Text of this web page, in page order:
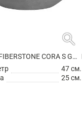
search
КАШПО FIBERSTONE CORA S GREY
47 см.
25 см.